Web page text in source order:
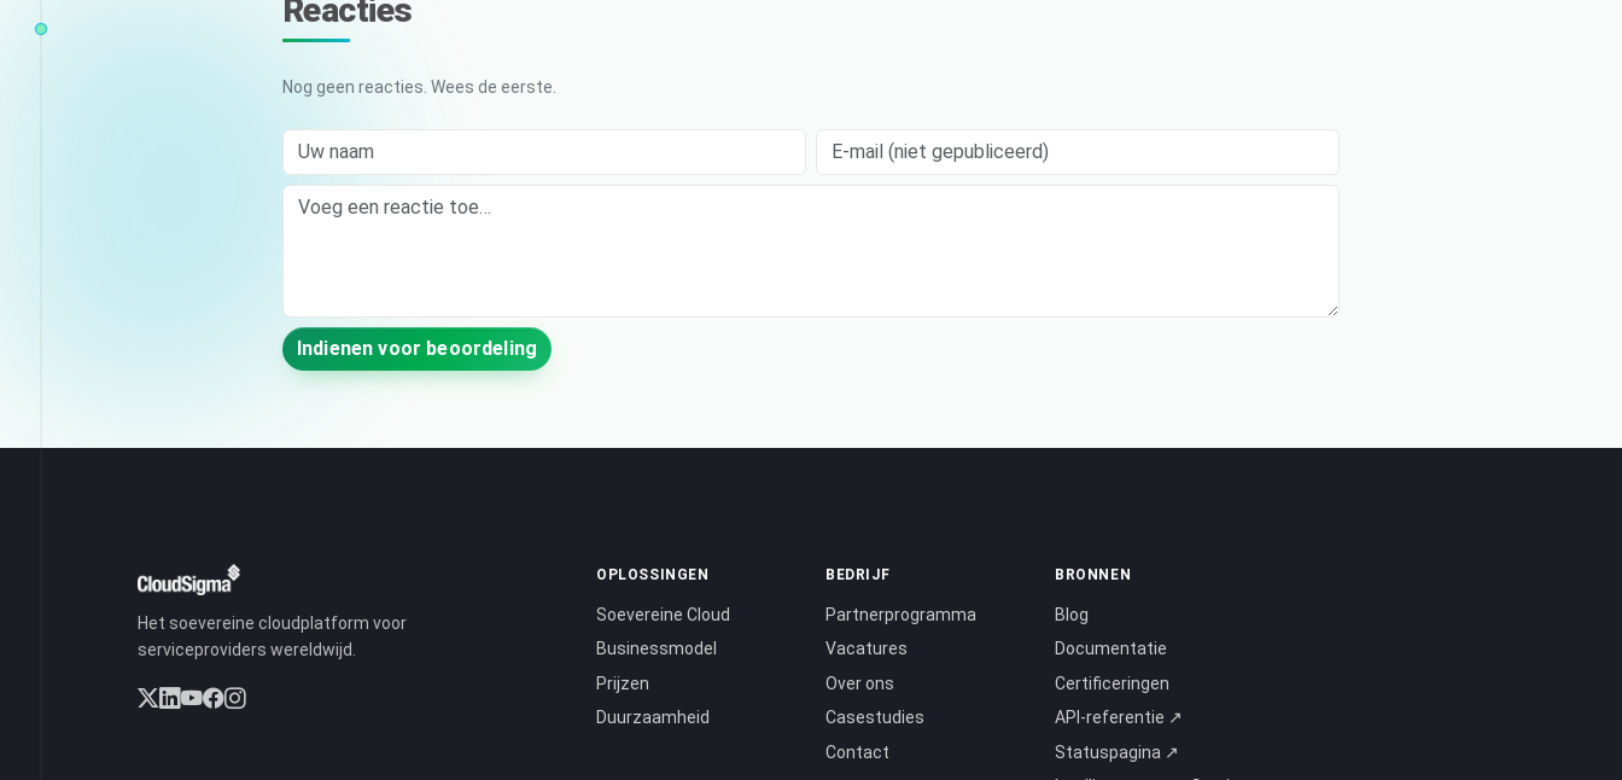
Reacties
Nog geen reacties. Wees de eerste.
Uw naam E-mail (niet gepubliceerd)
Comment
Indienen voor beoordeling
Het soevereine cloudplatform voor
serviceproviders wereldwijd.
OPLOSSINGEN
Soevereine Cloud
Businessmodel
Prijzen
Duurzaamheid
BEDRIJF
Partnerprogramma
Vacatures
Over ons
Casestudies
Contact
BRONNEN
Blog
Documentatie
Certificeringen
API-referentie ↗
Statuspagina ↗